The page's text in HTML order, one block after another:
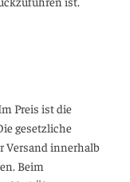
Preis ist die
gesetzliche
Versand innerhalb
Beim